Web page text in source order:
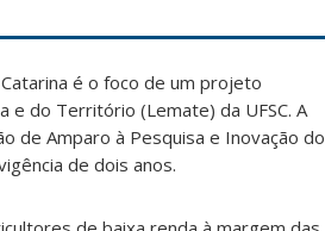
é o foco de um projeto
e do Território (Lemate) da UFSC. A
de Amparo à Pesquisa e Inovação do
de dois anos.